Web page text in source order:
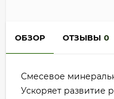
ОБЗОР ОТЗЫВЫ 0
Смесевое
Ускоряет развитие